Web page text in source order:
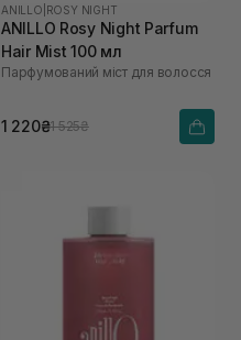
ANILLO ROSY NIGHT
ANILLO Rosy Night Parfum
Hair Mist 100 мл
Парфумований міст для волосся
1 220₴1 525₴